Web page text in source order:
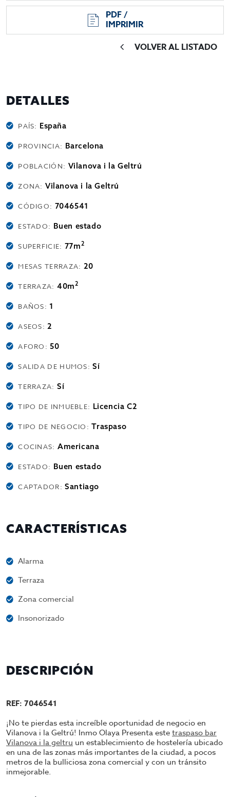
PDF /
IMPRIMIR
VOLVER AL LISTADO
DETALLES
PAÍS: España
PROVINCIA: Barcelona
POBLACIÓN: Vilanova i la Geltrú
ZONA:Vilanova i la Geltrú
CÓDIGO: 7046541
ESTADO: Buen estado
SUPERFICIE: 77m2
MESAS TERRAZA: 20
TERRAZA: 40m2
BAÑOS: 1
ASEOS:2
AFORO:50
SALIDA DE HUMOS:Sí
TERRAZA: Sí
TIPO DE INMUEBLE: Licencia C2
TIPO DE NEGOCIO:Traspaso
COCINAS: Americana
ESTADO: Buen estado
CAPTADOR:Santiago
CARACTERÍSTICAS
Alarma
Terraza
Zona comercial
Insonorizado
DESCRIPCIÓN
REF: 7046541
¡No te pierdas esta increíble oportunidad de negocio en
Vilanova i la Geltrú! Inmo Olaya Presenta estetraspaso bar
Vilanova i la geltru un establecimiento de hostelería ubicado
en una de las zonas más importantes de la ciudad, a pocos
metros de la bulliciosa zona comercial y con un tránsito
inmejorable.